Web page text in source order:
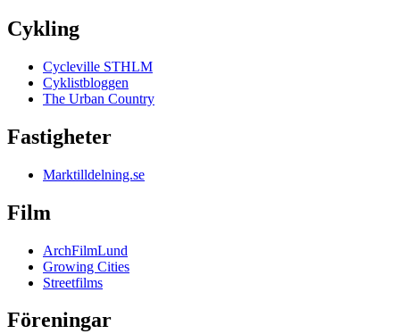
Cykling
Cycleville STHLM
Cyklistbloggen
The Urban Country
Fastigheter
Marktilldelning.se
Film
ArchFilmLund
Growing Cities
Streetfilms
Föreningar